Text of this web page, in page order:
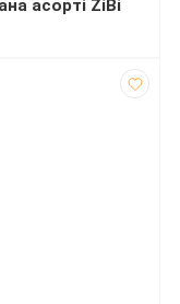
асорті ZiBi